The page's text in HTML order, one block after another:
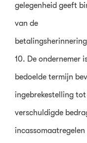
gelegenheid geeft
van de
10. De ondernemer
bedoelde termijn
ingebrekestelling
verschuldigde